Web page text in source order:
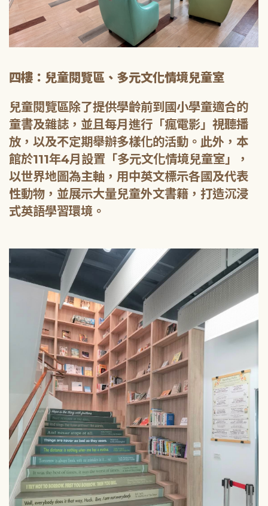
四樓：兒童閱覽區、多元文化情境兒童室
兒童閱覽區除了提供學齡前到國小學童適合的
童書及雜誌，並且每月進行「瘋電影」視聽播
放，以及不定期舉辦多樣化的活動。此外，本
館於111年4月設置「多元文化情境兒童室」，
以世界地圖為主軸，用中英文標示各國及代表
性動物，並展示大量兒童外文書籍，打造沉浸
式英語學習環境。